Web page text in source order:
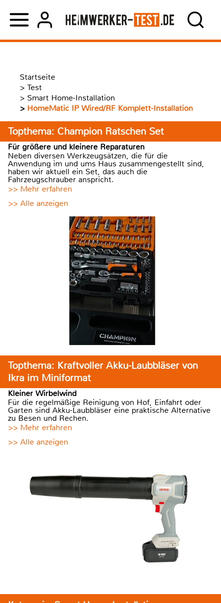
Startseite
> Test
> Smart Home-Installation
> HomeMatic IP Wired/RF Komplett-Installation
Topthema: Champion Ratschen Set
Für größere und kleinere Reparaturen
Neben diversen Werkzeugsätzen, die für die
Anwendung im und ums Haus zusammengestellt sind,
haben wir aktuell ein Set, das auch die
Fahrzeugschrauber anspricht.
>> Mehr erfahren
>> Alle anzeigen
Topthema: Kraftvoller Akku-Laubbläser von
Ikra im Miniformat
Kleiner Wirbelwind
Für die regelmäßige Reinigung von Hof, Einfahrt oder
Garten sind Akku-Laubbläser eine praktische Alternative
zu Besen und Rechen.
>> Mehr erfahren
>> Alle anzeigen